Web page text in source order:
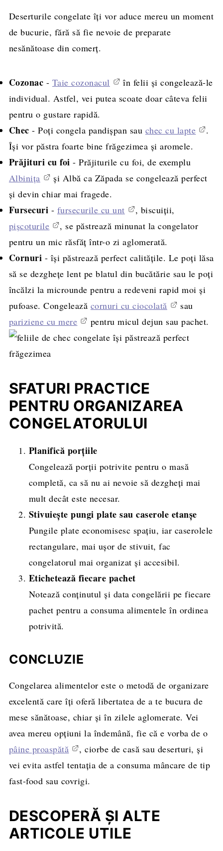
Deserturile congelate îți vor aduce mereu un moment
de bucurie, fără să fie nevoie de preparate
nesănătoase din comerț.
Cozonac - Taie cozonacul
în felii și congelează-le
individual. Astfel, vei putea scoate doar câteva felii
pentru o gustare rapidă.
Chec- Poți congela pandișpan sau chec cu lapte
.
Își vor păstra foarte bine frăgezimea și aromele.
Prăjituri cu foi - Prăjiturile cu foi, de exemplu
Albinița
și Albă ca Zăpada se congelează perfect
și devin chiar mai fragede.
Fursecuri - fursecurile cu unt
, biscuiții,
pișcoturile
, se păstrează minunat la congelator
pentru un mic răsfăț într-o zi aglomerată.
Cornuri - își păstrează perfect calitățile. Le poți lăsa
să se dezghețe lent pe blatul din bucătărie sau le poți
încălzi la microunde pentru a redeveni rapid moi și
pufoase. Congelează cornuri cu ciocolată
sau
pariziene cu mere
pentru micul dejun sau pachet.
SFATURI PRACTICE
PENTRU ORGANIZAREA
CONGELATORULUI
Planifică porțiile
Congelează porții potrivite pentru o masă
completă, ca să nu ai nevoie să dezgheți mai
mult decât este necesar.
Stivuiește pungi plate sau caserole etanșe
Pungile plate economisesc spațiu, iar caserolele
rectangulare, mai ușor de stivuit, fac
congelatorul mai organizat și accesibil.
Etichetează fiecare pachet
Notează conținutul și data congelării pe fiecare
pachet pentru a consuma alimentele în ordinea
potrivită.
CONCLUZIE
Congelarea alimentelor este o metodă de organizare
excelentă care îți oferă libertatea de a te bucura de
mese sănătoase, chiar și în zilele aglomerate. Vei
avea mereu opțiuni la îndemână, fie că e vorba de o
pâine proaspătă
, ciorbe de casă sau deserturi, și
vei evita astfel tentația de a consuma mâncare de tip
fast-food sau covrigi.
DESCOPERĂ ȘI ALTE
ARTICOLE UTILE